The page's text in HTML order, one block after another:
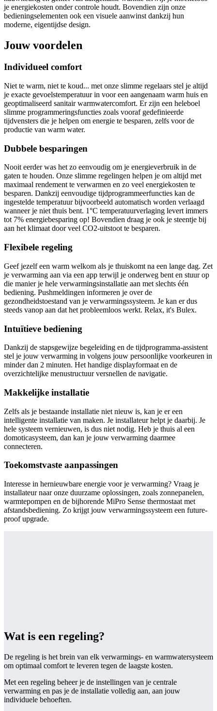
je energiekosten onder controle houdt. Bovendien zijn onze
bedieningselementen ook een visuele aanwinst dankzij hun
moderne, eigentijdse design.
Jouw voordelen
Individueel comfort
Niet te warm, niet te koud... met onze slimme regelaars stel je altijd
je exacte gevoelstemperatuur in voor een aangenaam warm huis en
geoptimaliseerd sanitair warmwatercomfort. Er zijn een heleboel
slimme programmeringsfuncties zoals vooraf gedefinieerde
tijdvensters die je helpen om energie te besparen, zelfs voor de
productie van warm water.
Dubbele besparingen
Nooit eerder was het zo eenvoudig om je energieverbruik in de
gaten te houden. Onze slimme regelingen helpen je om altijd met
maximaal rendement te verwarmen en zo veel energiekosten te
besparen. Dankzij eenvoudige tijdprogrammeerfuncties kan de
ingestelde temperatuur bijvoorbeeld automatisch worden verlaagd
wanneer je niet thuis bent. 1°C temperatuurverlaging levert immers
tot 7% energiebesparing op! Bovendien draag je ook je steentje bij
aan het klimaat door veel CO2-uitstoot te besparen.
Flexibele regeling
Geef jezelf een warm welkom als je thuiskomt na een lange dag. Zet
je verwarming aan via een app terwijl je onderweg bent en stuur op
die manier je hele verwarmingsinstallatie aan met slechts één
bediening. Pushmeldingen informeren je over de
gezondheidstoestand van je verwarmingssysteem. Je kan er dus
steeds vanop aan dat het probleemloos werkt. Relax, it's Bulex.
Intuïtieve bediening
Dankzij de stapsgewijze begeleiding en de tijdprogramma-assistent
stel je jouw verwarming in volgens jouw persoonlijke voorkeuren in
minder dan 2 minuten. Het handige displayformaat en de
overzichtelijke menustructuur versnellen de navigatie.
Makkelijke installatie
Zelfs als je bestaande installatie niet nieuw is, kan je er een
intelligente installatie van maken. Je installateur helpt je daarbij. Je
hele systeem vernieuwen, is dus niet nodig. Heb je thuis al een
domoticasysteem, dan kan je jouw verwarming daarmee
connecteren.
Toekomstvaste aanpassingen
Interesse in hernieuwbare energie voor je verwarming? Vraag je
installateur naar onze duurzame oplossingen, zoals zonnepanelen,
warmtepompen en de bijhorende MiPro Sense thermostaat met
afstandsbediening. Zo krijgt jouw verwarmingssysteem een future-
proof upgrade.
Wat is een regeling?
De regeling is het brein van elk verwarmings- en warmwatersysteem
om optimaal comfort te leveren tegen de laagste kosten.
Met een regeling beheer je de instellingen van je centrale
verwarming en pas je de installatie volledig aan, aan jouw
individuele behoeften.